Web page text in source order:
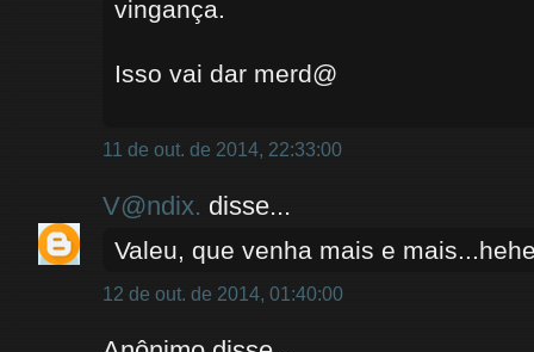
vingança.
Isso vai dar merd@
11 de out. de 2014, 22:33:00
V@ndix. disse...
Valeu, que venha mais e
12 de out. de 2014, 01:40:00